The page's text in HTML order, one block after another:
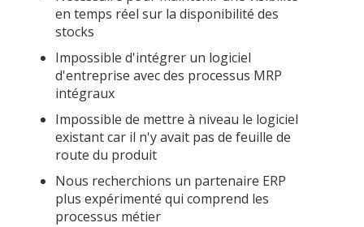
en temps réel sur la disponibilité des
stocks
Impossible d'intégrer un logiciel
d'entreprise avec des processus MRP
intégraux
Impossible de mettre à niveau le logiciel
existant car il n'y avait pas de feuille de
route du produit
Nous recherchions un partenaire ERP
plus expérimenté qui comprend les
processus métier